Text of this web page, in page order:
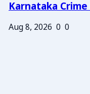
Karnataka Crime
Aug 8, 2026 0 0